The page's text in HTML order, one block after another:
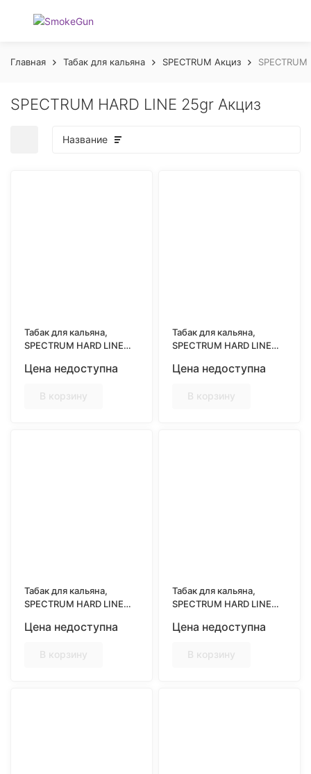
Главная Табак для кальяна SPECTRUM Акциз
SPECTRUM HARD LINE 25gr Акциз
Название
Табак для кальяна,
SPECTRUM HARD LINE
(Кактус)
Цена недоступна
В корзину
Табак для кальяна,
SPECTRUM HARD LINE
(Базилик клубника)
Цена недоступна
В корзину
Табак для кальяна,
SPECTRUM HARD LINE
(Морс из лесных ягод)
Цена недоступна
В корзину
Табак для кальяна,
SPECTRUM HARD LINE
(Свежий вкус черники)
Цена недоступна
В корзину